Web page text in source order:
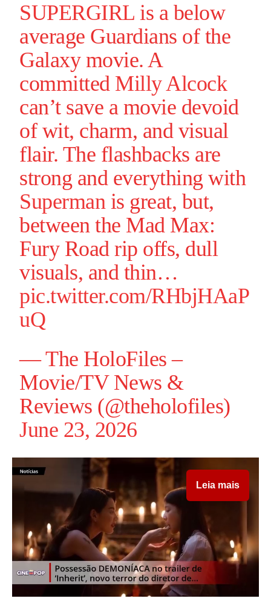
SUPERGIRL is a below
average Guardians of the
Galaxy movie. A
committed Milly Alcock
can’t save a movie devoid
of wit, charm, and visual
flair. The flashbacks are
strong and everything with
Supermanis great, but,
between the Mad Max:
Fury Road rip offs, dull
visuals, and thin…
pic.twitter.com/RHbjHAaP
uQ
— The HoloFiles –
Movie/TV News &
Reviews (@theholofiles)
June 23, 2026
Leia mais